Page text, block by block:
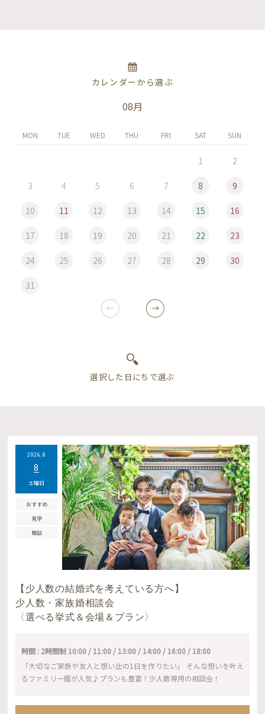
カレンダーから選ぶ
08月
MON TUE WED THU FRI SAT SUN
1 2
3 4 5 6 7 8 9
10 11 12 13 14 15 16
17 18 19 20 21 22 23
24 25 26 27 28 29 30
31
2026.8
8
土曜日
おすすめ
見学
相談
【少人数の結婚式を考えている方へ】
少人数・家族婚相談会
〈選べる挙式＆会場＆プラン〉
時間 : 2時間制 10:00 / 11:00 / 13:00 / 14:00 / 16:00 / 18:00
「大切なご家族や友人と想い出の1日を作りたい」 そんな想いを叶え
るファミリー婚が人気♪プランも豊富！少人数専用の相談会！